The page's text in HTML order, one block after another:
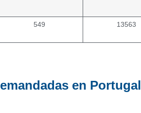
549 13563
en Portugal